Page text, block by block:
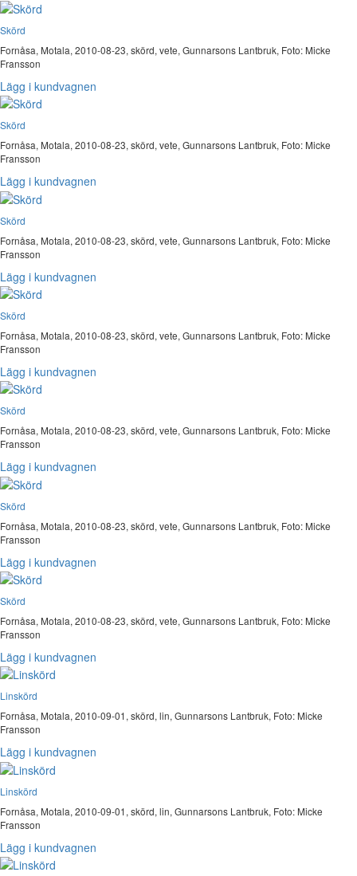
Skörd
Fornåsa, Motala, 2010-08-23, skörd, vete, Gunnarsons Lantbruk, Foto: Micke
Fransson
Lägg i kundvagnen
Skörd
Fornåsa, Motala, 2010-08-23, skörd, vete, Gunnarsons Lantbruk, Foto: Micke
Fransson
Lägg i kundvagnen
Skörd
Fornåsa, Motala, 2010-08-23, skörd, vete, Gunnarsons Lantbruk, Foto: Micke
Fransson
Lägg i kundvagnen
Skörd
Fornåsa, Motala, 2010-08-23, skörd, vete, Gunnarsons Lantbruk, Foto: Micke
Fransson
Lägg i kundvagnen
Skörd
Fornåsa, Motala, 2010-08-23, skörd, vete, Gunnarsons Lantbruk, Foto: Micke
Fransson
Lägg i kundvagnen
Skörd
Fornåsa, Motala, 2010-08-23, skörd, vete, Gunnarsons Lantbruk, Foto: Micke
Fransson
Lägg i kundvagnen
Skörd
Fornåsa, Motala, 2010-08-23, skörd, vete, Gunnarsons Lantbruk, Foto: Micke
Fransson
Lägg i kundvagnen
Linskörd
Fornåsa, Motala, 2010-09-01, skörd, lin, Gunnarsons Lantbruk, Foto: Micke
Fransson
Lägg i kundvagnen
Linskörd
Fornåsa, Motala, 2010-09-01, skörd, lin, Gunnarsons Lantbruk, Foto: Micke
Fransson
Lägg i kundvagnen